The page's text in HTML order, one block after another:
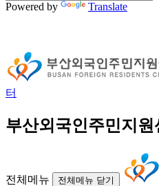
Powered by Translate
터
부산외국인주민지
전체메뉴 전체메뉴 닫기